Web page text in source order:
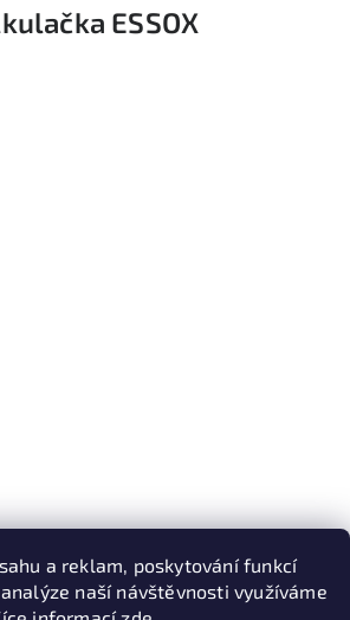
a reklam, poskytování funkcí
naší návštěvnosti využíváme
ESSOX